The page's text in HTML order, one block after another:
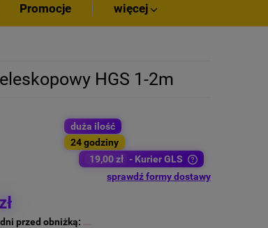
Promocje więcej
HGS 1-2m
duża ilość
24 godziny
19,00 zł - Kurier GLS
sprawdź formy dostawy
przed obniżką: